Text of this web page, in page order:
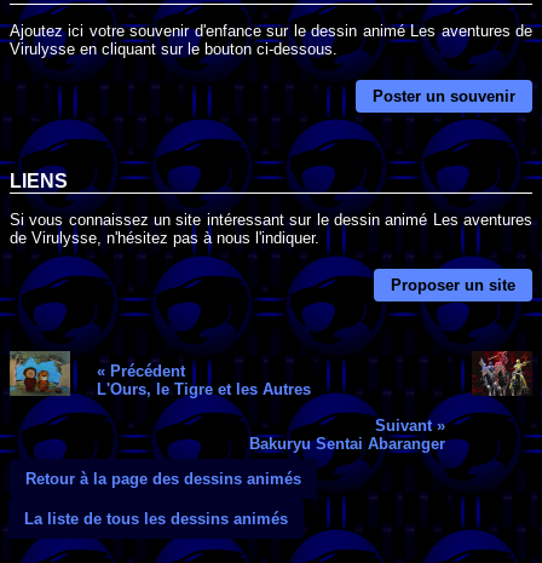
Ajoutez ici votre souvenir d'enfance sur le dessin animé Les aventures de
Virulysse en cliquant sur le bouton ci-dessous.
Poster un souvenir
LIENS
Si vous connaissez un site intéressant sur le dessin animé Les aventures
de Virulysse, n'hésitez pas à nous l'indiquer.
Proposer un site
« Précédent
L'Ours, le Tigre et les Autres
Suivant »
Bakuryu Sentai Abaranger
Retour à la page des dessins animés
La liste de tous les dessins animés